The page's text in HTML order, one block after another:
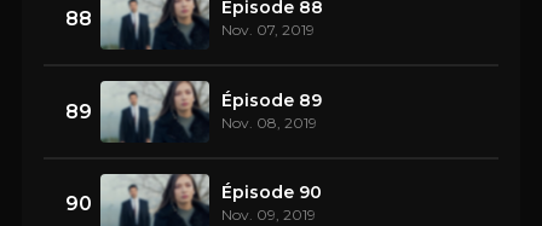
88 Épisode 88
Nov. 07, 2019
89 Épisode 89
Nov. 08, 2019
90 Épisode 90
Nov. 09, 2019